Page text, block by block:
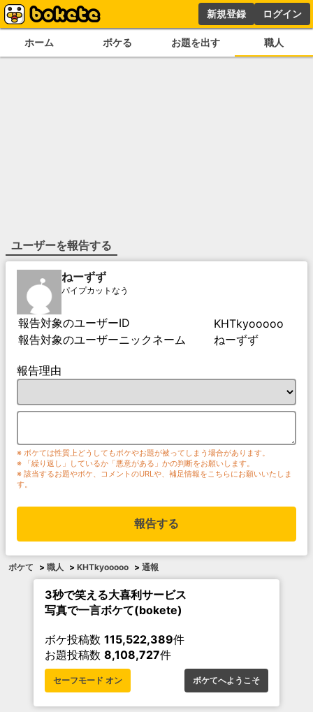
新規登録 ログイン
ホーム ボケる お題を出す 職人
ユーザーを報告する
ねーずず
パイプカットなう
報告対象のユーザーID
KHTkyooooo
報告対象のユーザーニックネーム
ねーずず
報告理由
※ ボケては性質上どうしてもボケやお題が被ってしまう場合があります。
※ 「繰り返し」しているか「悪意がある」かの判断をお願いします。
※ 該当するお題やボケ、コメントのURLや、補足情報をこちらにお願いいたしま
す。
報告する
ボケて > 職人 > KHTkyooooo > 通報
3秒で笑える大喜利サービス
写真で一言ボケて(bokete)
ボケ投稿数 115,522,389件
お題投稿数 8,108,727件
セーフモード オン ボケてへようこそ